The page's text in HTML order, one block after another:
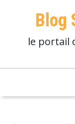
Blog
le portail